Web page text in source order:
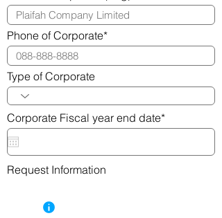
Phone of Corporate*
Type of Corporate
Corporate Fiscal year end date*
Request Information